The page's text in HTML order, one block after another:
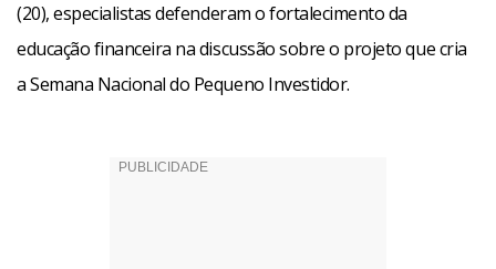
(20), especialistas defenderam o fortalecimento da
educação financeira na discussão sobre o projeto que cria
a Semana Nacional do Pequeno Investidor.